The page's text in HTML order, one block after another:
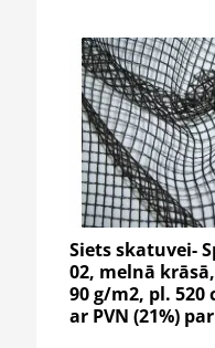
Siets skatuvei-
02, melnā
90 g/m2, pl. 520
ar PVN (21%)